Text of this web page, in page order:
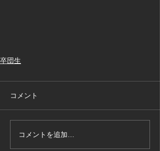
卒団生
コメント
コメントを追加…